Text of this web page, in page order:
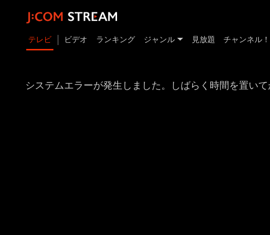
テレビ ビデオ ランキング ジャンル 見放題 チャンネル
システムエラーが発生しました。しばらく時間を置い